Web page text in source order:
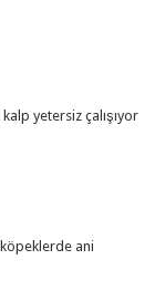
yetersiz çalışıyor
köpeklerde ani